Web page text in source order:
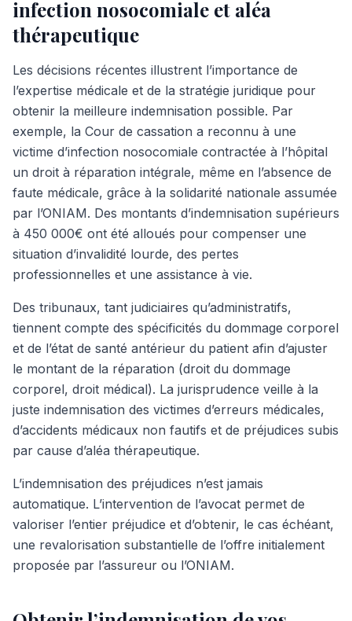
infection nosocomiale et aléa
thérapeutique
Les décisions récentes illustrent l’importance de
l’expertise médicale et de la stratégie juridique pour
obtenir la meilleure indemnisation possible. Par
exemple, la Cour de cassation a reconnu à une
victime d’infection nosocomiale contractée à l’hôpital
un droit à réparation intégrale, même en l’absence de
faute médicale, grâce à la solidarité nationale assumée
par l’ONIAM. Des montants d’indemnisation supérieurs
à 450 000€ ont été alloués pour compenser une
situation d’invalidité lourde, des pertes
professionnelles et une assistance à vie.
Des tribunaux, tant judiciaires qu’administratifs,
tiennent compte des spécificités du dommage corporel
et de l’état de santé antérieur du patient afin d’ajuster
le montant de la réparation (droit du dommage
corporel, droit médical). La jurisprudence veille à la
juste indemnisation des victimes d’erreurs médicales,
d’accidents médicaux non fautifs et de préjudices subis
par cause d’aléa thérapeutique.
L’indemnisation des préjudices n’est jamais
automatique. L’intervention de l’avocat permet de
valoriser l’entier préjudice et d’obtenir, le cas échéant,
une revalorisation substantielle de l’offre initialement
proposée par l’assureur ou l’ONIAM.